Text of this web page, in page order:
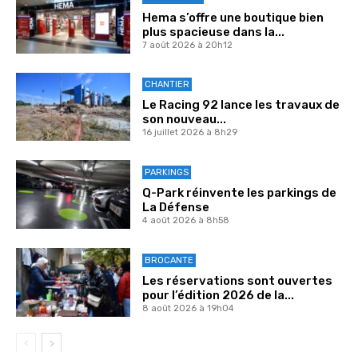
Hema s’offre une boutique bien
plus spacieuse dans la...
7 août 2026 à 20h12
CHANTIER
Le Racing 92 lance les travaux de
son nouveau...
16 juillet 2026 à 8h29
PARKINGS
Q-Park réinvente les parkings de
La Défense
4 août 2026 à 8h58
BROCANTE
Les réservations sont ouvertes
pour l’édition 2026 de la...
8 août 2026 à 19h04